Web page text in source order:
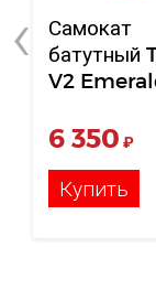
Самокат
батутный
V2
6 350 ₽
Купить
‹